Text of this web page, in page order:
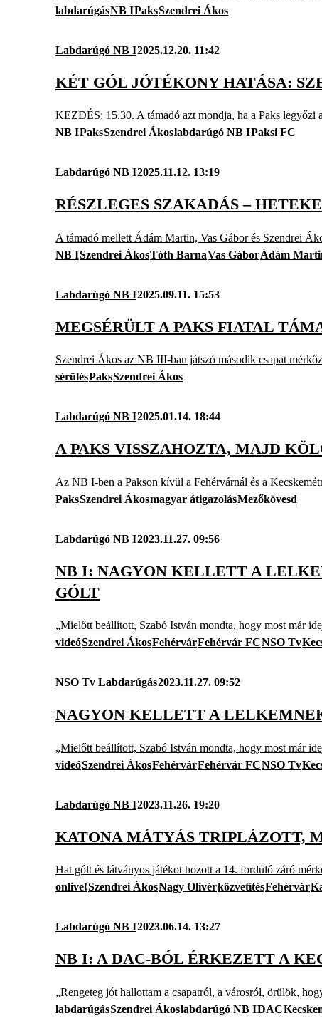
labdarúgásNB IPaksSzendrei Ákos
Labdarúgó NB I2025.12.20. 11:42
KÉT GÓL JÓTÉKONY HATÁSA:
KEZDÉS: 15.30. A támadó azt mondja, ha a Paks legyőzi
NB IPaksSzendrei Ákoslabdarúgó NB IPaksi FC
Labdarúgó NB I2025.11.12. 13:19
RÉSZLEGES SZAKADÁS –
A támadó mellett Ádám Martin, Vas Gábor és Szendrei
NB ISzendrei ÁkosTóth BarnaVas GáborÁdám
Labdarúgó NB I2025.09.11. 15:53
MEGSÉRÜLT A PAKS FIATAL
Szendrei Ákos az NB III-ban játszó második csapat
sérülésPaksSzendrei Ákos
Labdarúgó NB I2025.01.14. 18:44
A PAKS VISSZAHOZTA, MAJD
Az NB I-ben a Pakson kívül a Fehérvárnál és a
PaksSzendrei Ákosmagyar átigazolásMezőkövesd
Labdarúgó NB I2023.11.27. 09:56
NB I: NAGYON KELLETT A
GÓLT
„Mielőtt beállított, Szabó István mondta, hogy most már
videóSzendrei ÁkosFehérvárFehérvár FCNSO Tv
NSO Tv Labdarúgás2023.11.27. 09:52
NAGYON KELLETT A
„Mielőtt beállított, Szabó István mondta, hogy most már
videóSzendrei ÁkosFehérvárFehérvár FCNSO Tv
Labdarúgó NB I2023.11.26. 19:20
KATONA MÁTYÁS TRIPLÁZOTT,
Hat gólt és látványos játékot hozott a 14. forduló záró
onlive!Szendrei ÁkosNagy OlivérközvetítésFehérvár
Labdarúgó NB I2023.06.14. 13:27
NB I: A DAC-BÓL ÉRKEZETT A
„Rengeteg jót hallottam a csapatról, a városról, örülök,
labdarúgásSzendrei Ákoslabdarúgó NB IDAC